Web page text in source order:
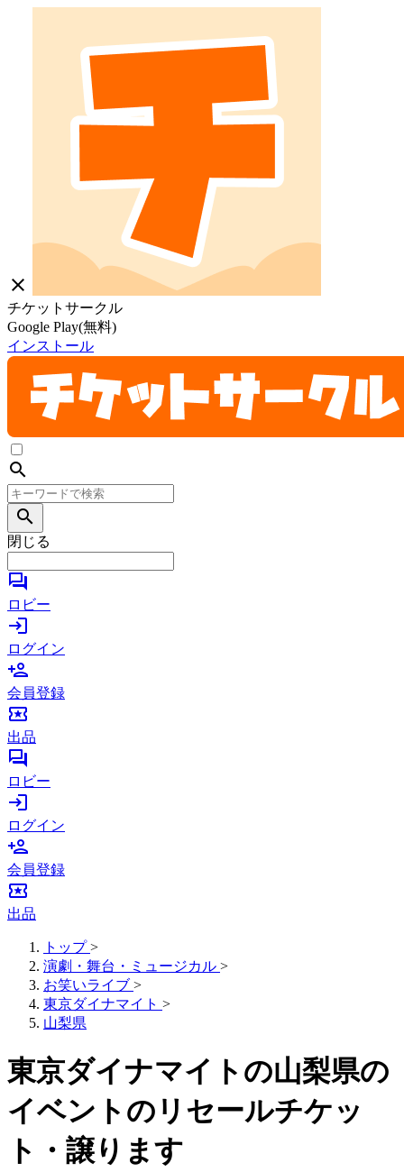
close
チケットサークル
Google Play(無料)
インストール
search
search
閉じる
forum
ロビー
login
ログイン
person_add
会員登録
local_activity
出品
forum
ロビー
login
ログイン
person_add
会員登録
local_activity
出品
トップ >
演劇・舞台・ミュージカル >
お笑いライブ >
東京ダイナマイト >
山梨県
東京ダイナマイトの山梨県の
イベントのリセールチケッ
ト・譲ります